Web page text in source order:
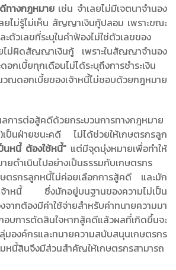
ทางกฎหมายเช่น จำเลยไม่มีเจตนาจำนอง
ยไม่รู้ไม่เห็น สัญญาเงินกู้ปลอม เพราะขณะ
วเลขที่ระบุในคำฟ้องไม่ใช่ตัวเลขของ
ไม่ผิดสัญญาเงินกู้ เพราะในสัญญาจำนอง
อกเบี้ยทุกเดือนไม่ได้ระบุถึงการชำระเงิน
อกเบี้ยของเจ้าหนี้ไม่ชอบด้วยกฎหมาย
การต่อสู้คดีด้วยกระบวนการทางกฎหมาย
เป็นฝ่ายชนะคดี ไม่ได้ช่วยให้เกษตรกรลูก
นหนี้ ต้องใช้หนี้” แต่มีจุดมุ่งหมายเพื่อทำให้
ยดำเนินไปอย่างเป็นธรรมกับเกษตรกร
รกรลูกหนี้ไม่ค่อยเลือกการสู้คดี และมัก
เจ้าหนี้ ซึ่งมักอยู่บนฐานของความไม่เป็น
กต้องมีค่าใช้จ่ายสำหรับค่าทนายความมา
บการตัดสินใจหากสู้คดีแล้วผลที่เกิดขึ้นจะ
องค์กรและทนายความสนับสนุนเกษตรกร
หนี้สินจึงมีส่วนสำคัญให้เกษตรกรสามารถ